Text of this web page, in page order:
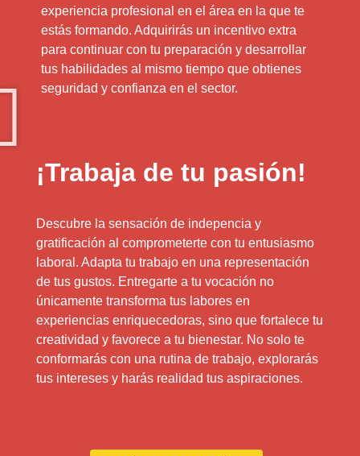
experiencia profesional en el área en la que te
estás formando. Adquirirás un incentivo extra
para continuar con tu preparación y desarrollar
tus habilidades al mismo tiempo que obtienes
seguridad y confianza en el sector.
¡Trabaja de tu pasión!
Descubre la sensación de indepencia y
gratificación al comprometerte con tu entusiasmo
laboral. Adapta tu trabajo en una representación
de tus gustos. Entregarte a tu vocación no
únicamente transforma tus labores en
experiencias enriquecedoras, sino que fortalece tu
creatividad y favorece a tu bienestar. No solo te
conformarás con una rutina de trabajo, explorarás
tus intereses y harás realidad tus aspiraciones.